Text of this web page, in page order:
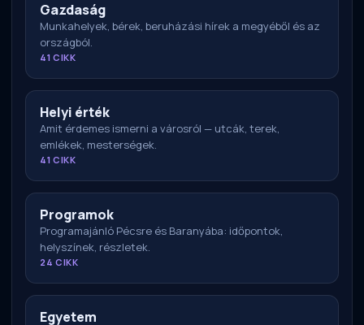
Gazdaság
Munkahelyek, bérek, beruházási hírek a megyéből és az
országból.
41 CIKK
Helyi érték
Amit érdemes ismerni a városról — utcák, terek,
emlékek, mesterségek.
41 CIKK
Programok
Programajánló Pécsre és Baranyába: időpontok,
helyszínek, részletek.
24 CIKK
Egyetem